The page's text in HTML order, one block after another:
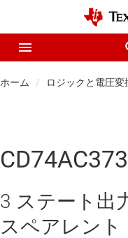
ホーム ロジックと電圧変
CD74AC373
3 ステート出
スペアレント